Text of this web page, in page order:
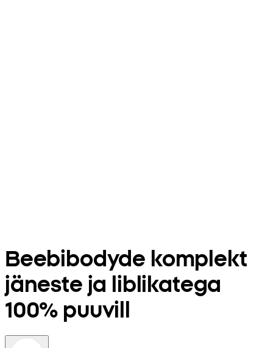
Beebibodyde komplekt
jäneste ja liblikatega
100% puuvill